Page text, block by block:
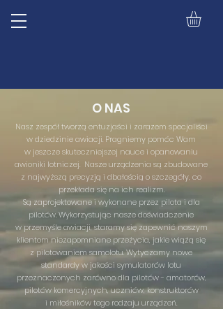
O NAS
Nasz zespół tworzą entuzjaści i zarazem specjaliści
w dziedzinie awiacji. Pragniemy pomóc Wam
w jeszcze skuteczniejszej nauce i opanowaniu
awioniki lotniczej. Nasze urządzenia są zbudowane
z najwyższą precyzją i dbałością o szczegóły, co
przekłada się na ich realizm.
Są zaprojektowane i wykonane przez pilota i dla
pilotów. Wykorzystując nasze doświadczenie
w przemyśle awiacji, staramy się zapewnić naszym
klientom niezapomniane przeżycia, jakie wiążą się
z pilotowaniem samolotu. Wytyczamy nowe
standardy w jakości symulatorów lotu
przeznaczonych zarówno dla pilotów - amatorów,
pilotów komercyjnych, uczniów, konstruktorów
i miłośników tego rodzaju urządzeń.